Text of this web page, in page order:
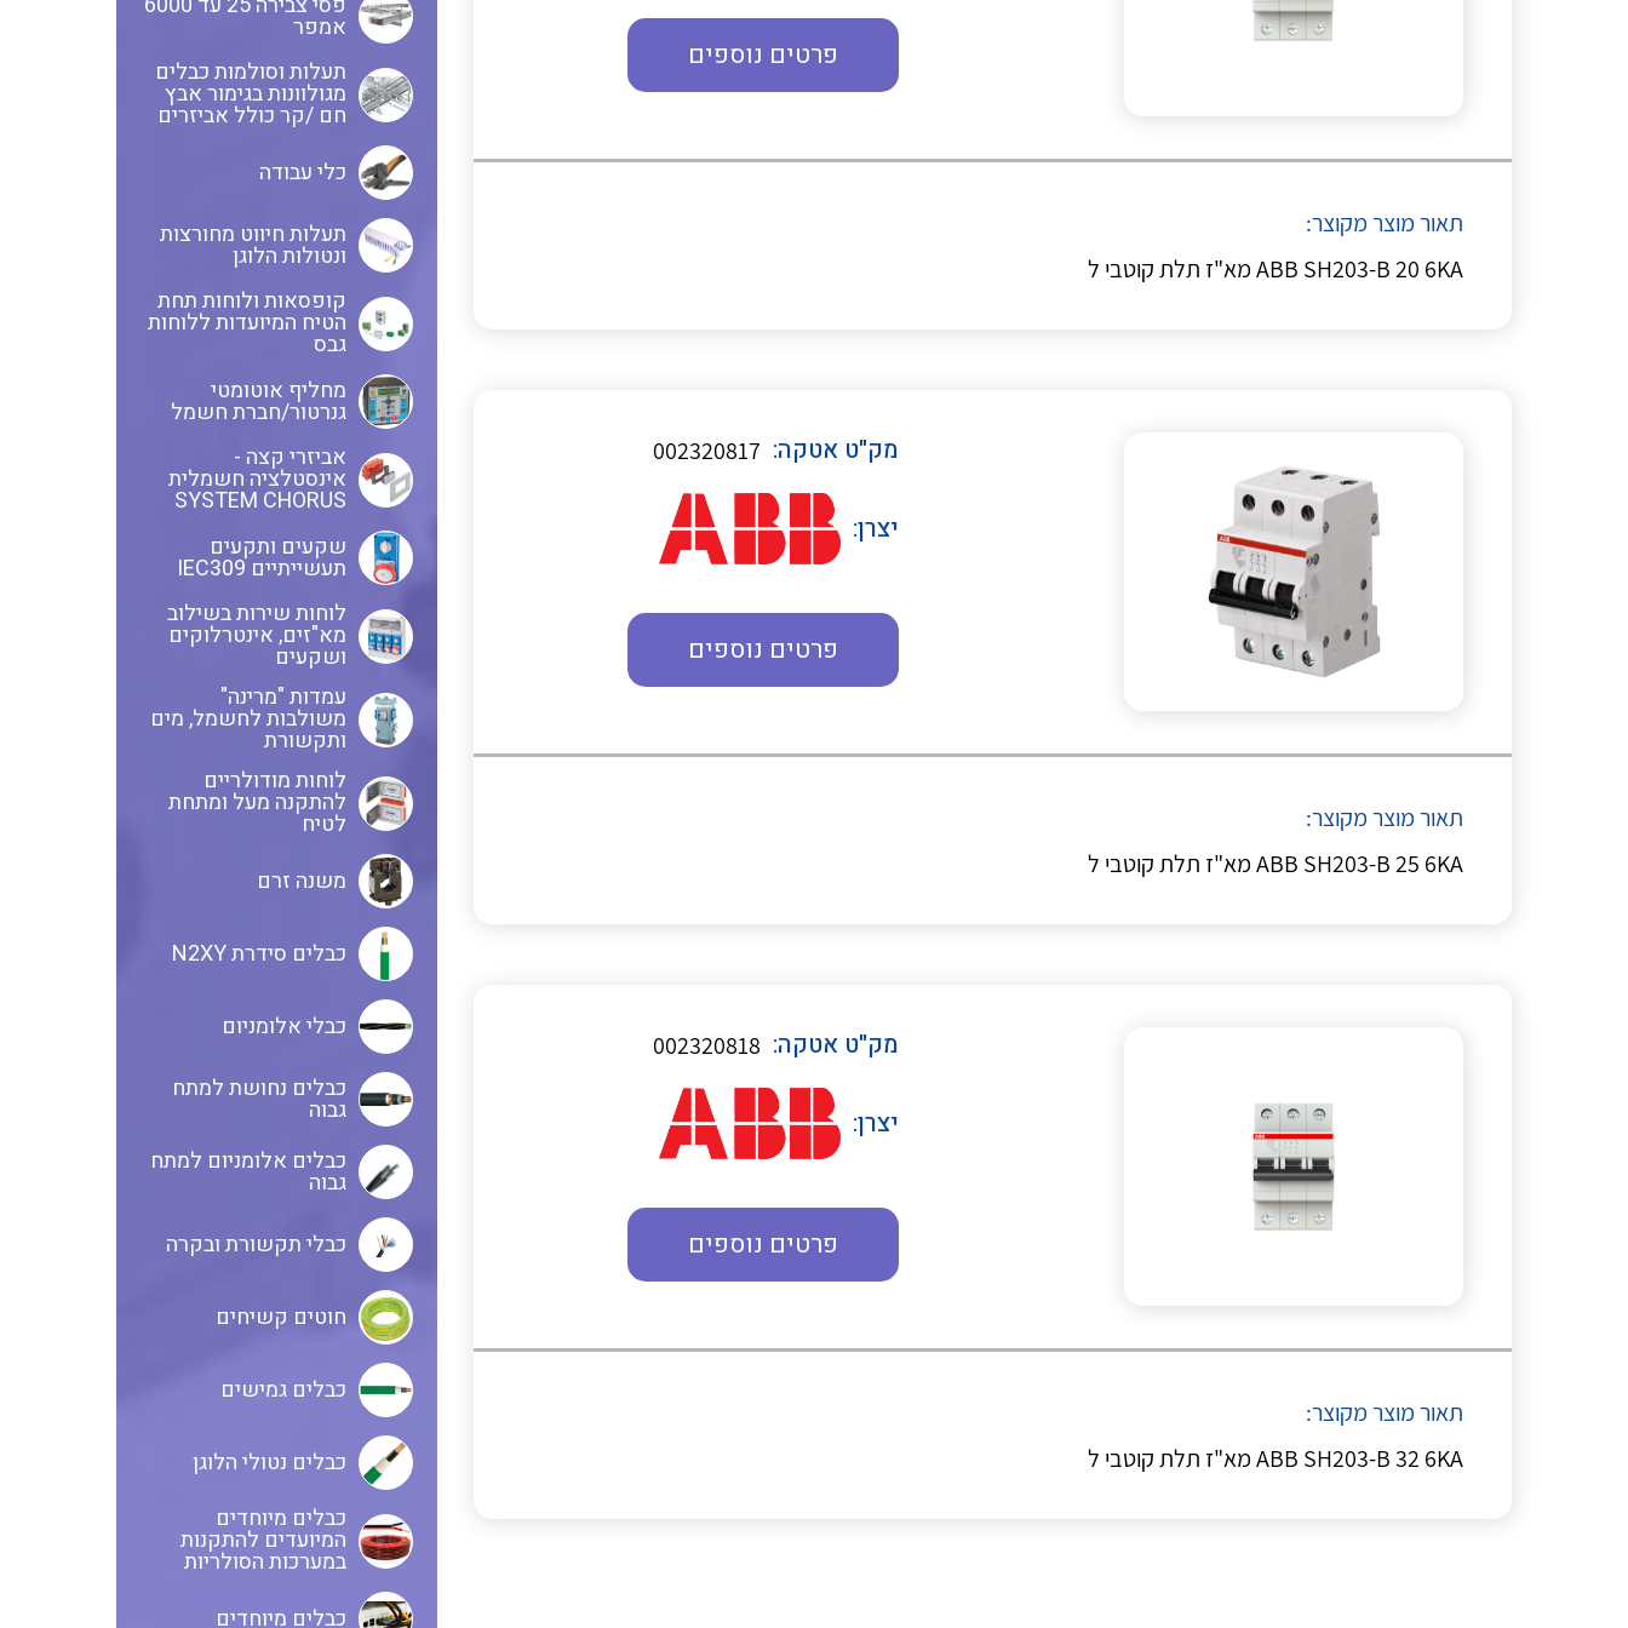
כבלי תקשורת ובקרה חוטים קשיחים
כבלים נטולי הלוגן
כבלים מיוחדים
מנתקים
ציוד מודולרי מדי זרם
מדי מתח שנטים
ממסרי זליגה
צגי מתח ,זרם,תדירות ,וכו
אביזרים ל T7
פרטים נוספים
תאור מוצר מקוצר:
ABB SH203-B 20 6KA מא"ז תלת קוטבי ל
מק"ט אטקה: 002320817
יצרן:
פרטים נוספים
תאור מוצר מקוצר:
ABB SH203-B 25 6KA מא"ז תלת קוטבי ל
מק"ט אטקה: 002320818
יצרן:
פרטים נוספים
תאור מוצר מקוצר:
ABB SH203-B 32 6KA מא"ז תלת קוטבי ל
אמפר
תעלות וסולמות כבלים
מגולוונות בגימור אבץ
חם /קר כולל אביזרים
כלי עבודה
תעלות חיווט מחורצות
ונטולות הלוגן
קופסאות ולוחות תחת
הטיח המיועדות ללוחות
גבס
מחליף אוטומטי
גנרטור/חברת חשמל
אביזרי קצה -
אינסטלציה חשמלית
SYSTEM CHORUS
שקעים ותקעים
תעשייתיים IEC309
לוחות שירות בשילוב
מא"זים, אינטרלוקים
ושקעים
עמדות "מרינה"
משולבות לחשמל, מים
ותקשורת
לוחות מודולריים
להתקנה מעל ומתחת
לטיח
משנה זרם
כבלים סידרת N2XY
כבלי אלומניום
כבלים נחושת למתח
גבוה
כבלים אלומניום למתח
גבוה
כבלי תקשורת ובקרה
חוטים קשיחים
כבלים גמישים
כבלים נטולי הלוגן
כבלים מיוחדים
המיועדים להתקנות
במערכות הסולריות
כבלים מיוחדים